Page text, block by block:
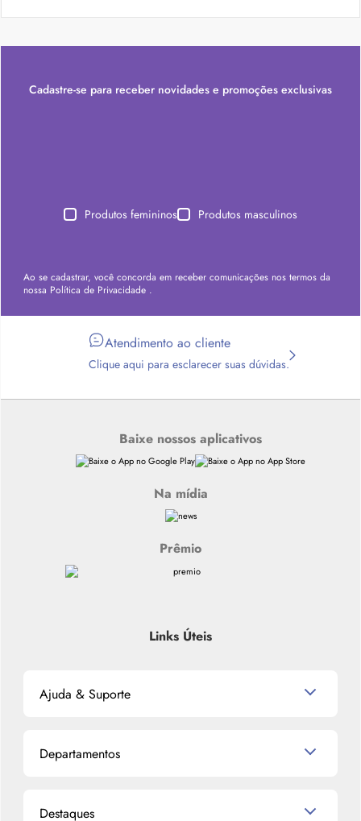
Cadastre-se para receber novidades e promoções exclusivas
Produtos femininos Produtos masculinos
Ao se cadastrar, você concorda em receber comunicações nos termos da
nossa Política de Privacidade .
Atendimento ao cliente
Clique aqui para esclarecer suas dúvidas.
Baixe nossos aplicativos
Na mídia
Prêmio
Links Úteis
Ajuda & Suporte
Política de Devolução
Preferências de Cookies
Departamentos
Perfumes
Destaques